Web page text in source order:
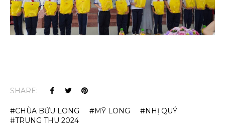
SHARE:
CHÙA BỬU LONG MỸ LONG
NHỊ QUÝ
TRUNG THU 2024